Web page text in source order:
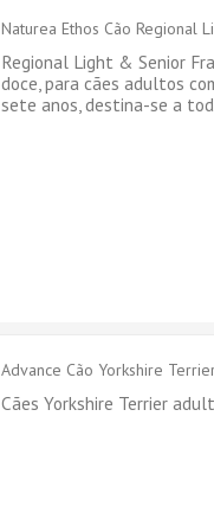
Naturea Ethos Cão Regional
Regional Light & Senior
doce, para cães adultos
sete anos, destina-se a
Advance Cão Yorkshire
Cães Yorkshire Terrier